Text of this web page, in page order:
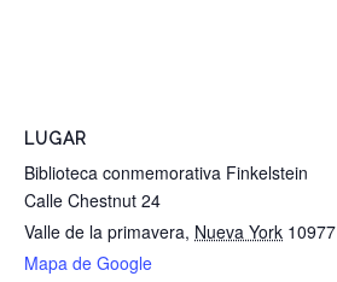
LUGAR
Biblioteca conmemorativa Finkelstein
Calle Chestnut 24
Valle de la primavera, Nueva York 10977
Mapa de Google